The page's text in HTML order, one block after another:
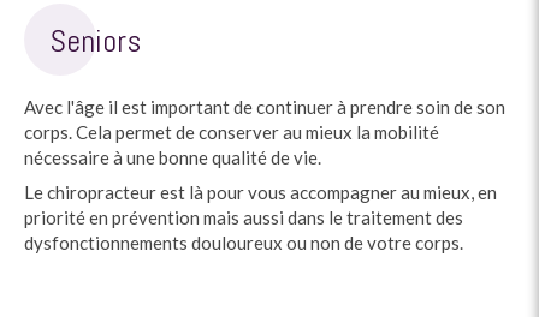
Seniors
Avec l'âge il est important de continuer à prendre soin de son
corps. Cela permet de conserver au mieux la mobilité
nécessaire à une bonne qualité de vie.
Le chiropracteur est là pour vous accompagner au mieux, en
priorité en prévention mais aussi dans le traitement des
dysfonctionnements douloureux ou non de votre corps.